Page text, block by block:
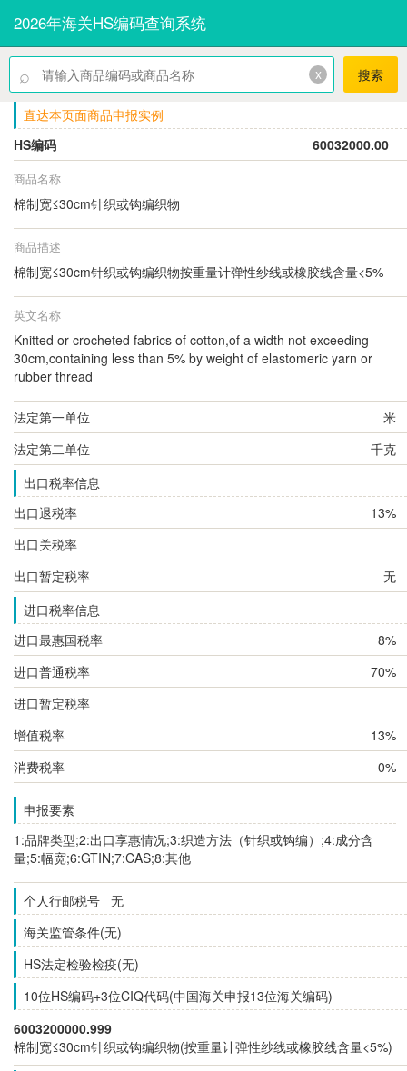
2026年海关HS编码查询系统
⌕ x 搜索
直达本页面商品申报实例
HS编码
60032000.00
商品名称
棉制宽≤30cm针织或钩编织物
商品描述
棉制宽≤30cm针织或钩编织物按重量计弹性纱线或橡胶线含量<5%
英文名称
Knitted or crocheted fabrics of cotton,of a width not exceeding
30cm,containing less than 5% by weight of elastomeric yarn or
rubber thread
法定第一单位
米
法定第二单位
千克
出口税率信息
出口退税率
13%
出口关税率
出口暂定税率
无
进口税率信息
进口最惠国税率
8%
进口普通税率
70%
进口暂定税率
增值税率
13%
消费税率
0%
申报要素
1:品牌类型;2:出口享惠情况;3:织造方法（针织或钩编）;4:成分含
量;5:幅宽;6:GTIN;7:CAS;8:其他
个人行邮税号 无
海关监管条件(无)
HS法定检验检疫(无)
10位HS编码+3位CIQ代码(中国海关申报13位海关编码)
6003200000.999
棉制宽≤30cm针织或钩编织物(按重量计弹性纱线或橡胶线含量<5%)